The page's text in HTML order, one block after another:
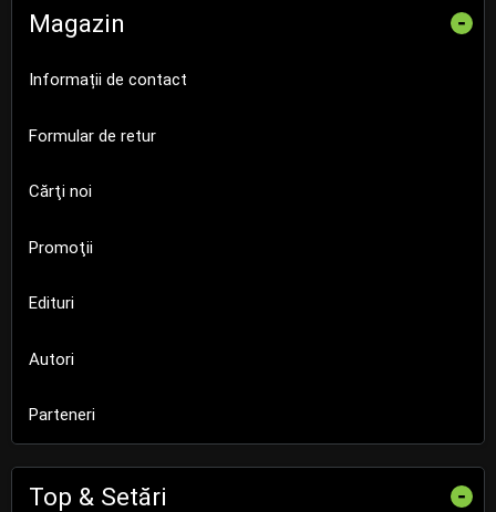
Magazin -
Informații de contact
Formular de retur
Cărţi noi
Promoţii
Edituri
Autori
Parteneri
Top & Setări -